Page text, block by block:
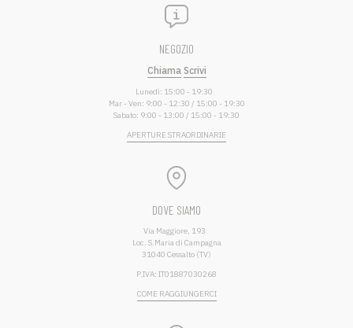
NEGOZIO
Chiama Scrivi
Lunedì: 15:00 - 19:30
Mar - Ven: 9:00 - 12:30 / 15:00 - 19:30
Sabato: 9:00 - 13:00 / 15:00 - 19:30
APERTURE STRAORDINARIE
DOVE SIAMO
Via Maggiore, 193
Loc. S.Maria di Campagna
31040 Cessalto (TV)
P.IVA: IT01887030268
COME RAGGIUNGERCI